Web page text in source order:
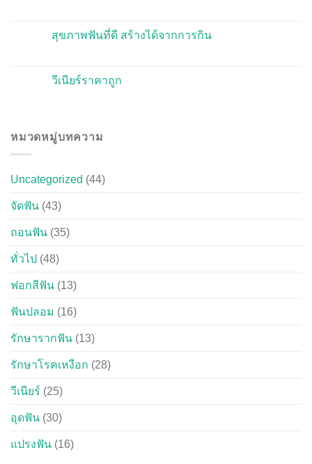
สุขภาพฟันที่ดี สร้างได้จากการกิน
วีเนียร์ราคาถูก
หมวดหมู่บทความ
Uncategorized (44)
จัดฟัน (43)
ถอนฟัน (35)
ทั่วไป (48)
ฟอกสีฟัน (13)
ฟันปลอม (16)
รักษารากฟัน (13)
รักษาโรคเหงือก (28)
วีเนียร์ (25)
อุดฟัน (30)
แปรงฟัน (16)